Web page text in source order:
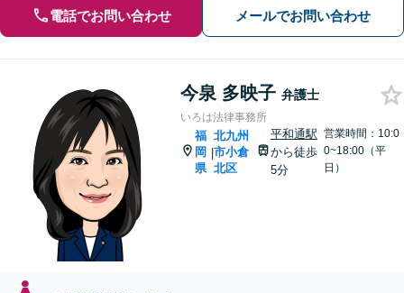
電話でお問い合わせ メールでお問い合わせ
今泉 多映子 弁護士
いろは法律事務所
福
岡
県
|
北九州
市小倉
北区
平和通駅
から徒歩
5分
営業時間：10:0
0~18:00（平
日）